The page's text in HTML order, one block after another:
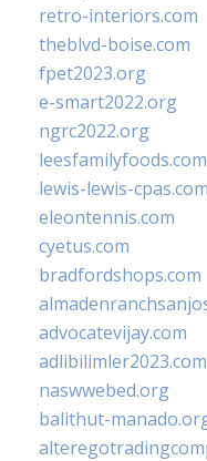
retro-interiors.com
theblvd-boise.com
fpet2023.org
e-smart2022.org
ngrc2022.org
leesfamilyfoods.com
lewis-lewis-cpas.com
eleontennis.com
cyetus.com
bradfordshops.com
advocatevijay.com
adlibilimler2023.com
naswwebed.org
balithut-